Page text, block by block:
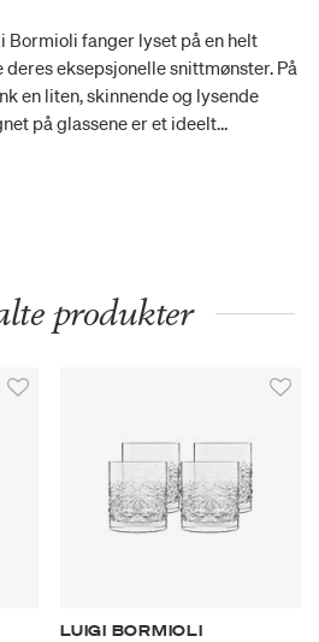
Bormioli fanger lyset på en helt
eksepsjonelle snittmønster. På
en liten, skinnende og lysende
på glassene er et ideelt
produkter
LUIGI BORMIOLI